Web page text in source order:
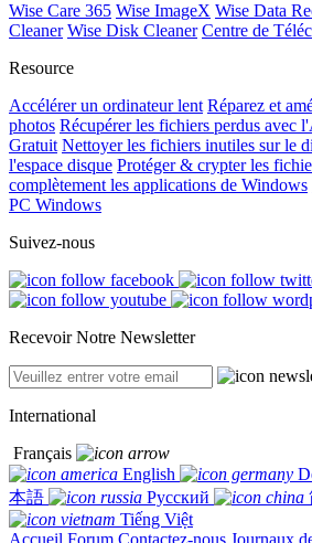
Wise Care 365 Wise ImageX Wise Data
Cleaner Wise Disk Cleaner Centre de
Resource
Accélérer un ordinateur lent Réparez et
photos Récupérer les fichiers perdus avec
Gratuit Nettoyer les fichiers inutiles sur le
l'espace disque Protéger & crypter les
complètement les applications de Windows
PC Windows
Suivez-nous
Recevoir Notre Newsletter
International
Français
English
本語
Русский
Tiếng Việt